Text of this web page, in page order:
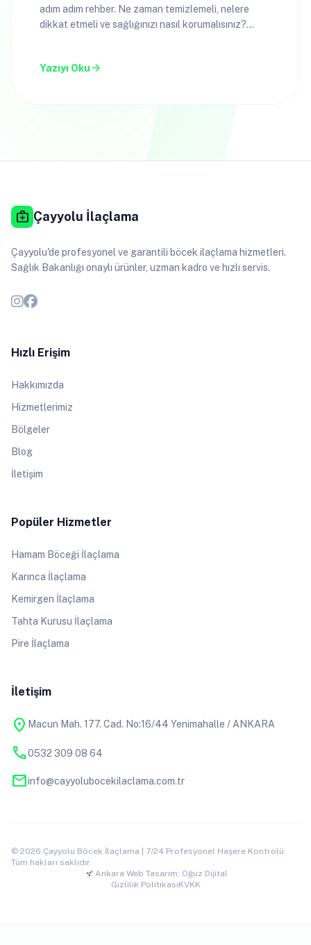
adım adım rehber. Ne zaman temizlemeli, nelere
dikkat etmeli ve sağlığınızı nasıl korumalısınız?
Yazıyı Oku arrow_forward
medical_services Çayyolu İlaçlama
Çayyolu'de profesyonel ve garantili böcek ilaçlama hizmetleri.
Sağlık Bakanlığı onaylı ürünler, uzman kadro ve hızlı servis.
Hızlı Erişim
Hakkımızda
Hizmetlerimiz
Bölgeler
Blog
İletişim
Popüler Hizmetler
Hamam Böceği İlaçlama
Karınca İlaçlama
Kemirgen İlaçlama
Tahta Kurusu İlaçlama
Pire İlaçlama
İletişim
location_on Macun Mah. 177. Cad. No:16/44 Yenimahalle / ANKARA
phone0532 309 08 64
mailinfo@cayyolubocekilaclama.com.tr
© 2026 Çayyolu Böcek İlaçlama | 7/24 Profesyonel Haşere Kontrolü.
Tüm hakları saklıdır.
Ankara Web Tasarım: Oğuz Dijital
Gizlilik PolitikasıKVKK